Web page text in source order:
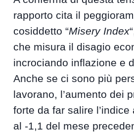
rapporto cita il
cosiddetto “Misery Index
che misura il disagio
incrociando inflazione e
Anche se ci sono più
lavorano, l’aumento dei
forte da far salire l’indice
al -1,1 del mese